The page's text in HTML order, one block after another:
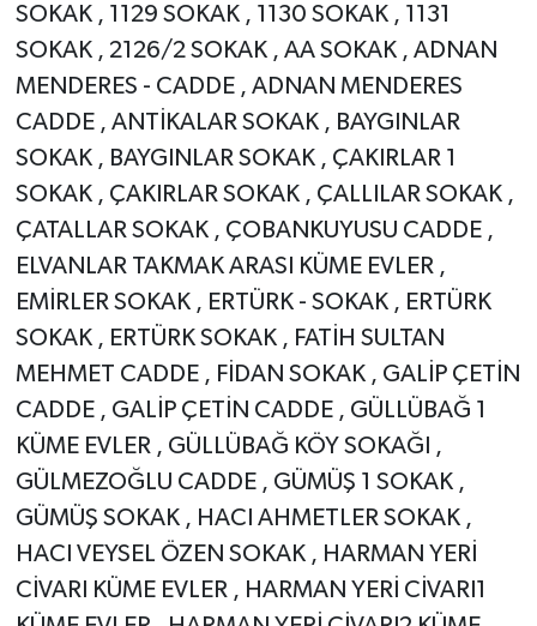
SOKAK , 1129 SOKAK , 1130 SOKAK , 1131
SOKAK , 2126/2 SOKAK , AA SOKAK , ADNAN
MENDERES - CADDE , ADNAN MENDERES
CADDE , ANTİKALAR SOKAK , BAYGINLAR
SOKAK , BAYGINLAR SOKAK , ÇAKIRLAR 1
SOKAK , ÇAKIRLAR SOKAK , ÇALLILAR SOKAK ,
ÇATALLAR SOKAK , ÇOBANKUYUSU CADDE ,
ELVANLAR TAKMAK ARASI KÜME EVLER ,
EMİRLER SOKAK , ERTÜRK - SOKAK , ERTÜRK
SOKAK , ERTÜRK SOKAK , FATİH SULTAN
MEHMET CADDE , FİDAN SOKAK , GALİP ÇETİN
CADDE , GALİP ÇETİN CADDE , GÜLLÜBAĞ 1
KÜME EVLER , GÜLLÜBAĞ KÖY SOKAĞI ,
GÜLMEZOĞLU CADDE , GÜMÜŞ 1 SOKAK ,
GÜMÜŞ SOKAK , HACI AHMETLER SOKAK ,
HACI VEYSEL ÖZEN SOKAK , HARMAN YERİ
CİVARI KÜME EVLER , HARMAN YERİ CİVARI1